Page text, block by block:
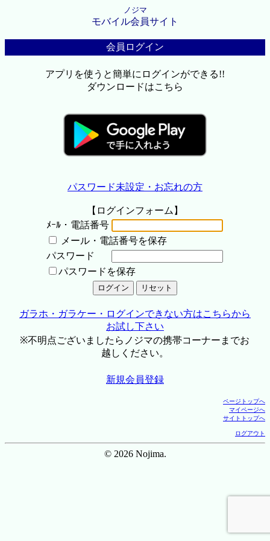
ノジマ
モバイル会員サイト
会員ログイン
アプリを使うと簡単にログインができる!!
ダウンロードはこちら
パスワード未設定・お忘れの方
【ログインフォーム】
ﾒｰﾙ・電話番号
メール・電話番号を保存
パスワード
パスワードを保存
ガラホ・ガラケー・ログインできない方はこちらから
お試し下さい
※不明点ございましたらノジマの携帯コーナーまでお
越しください。
新規会員登録
ページトップへ
マイページへ
サイトトップへ
ログアウト
© 2026 Nojima.